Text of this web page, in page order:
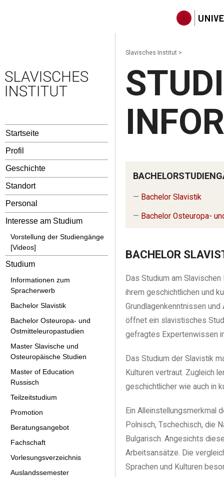
Startseite
Profil
Geschichte
Standort
Personal
Interesse am Studium
Vorstellung der Studiengänge
[Videos]
Studium
Informationen zum
Spracherwerb
Bachelor Slavistik
Bachelor Osteuropa- und
Ostmitteleuropastudien
Master Slavische und
Osteuropäische Studien
Master of Education
Russisch
Teilzeitstudium
Promotion
Beratungsangebot
Fachschaft
Vorlesungsverzeichnis
Auslandssemester
Slavisches Institut >
— Bachelor Slavistik
— Bachelor Osteuropa-
BACHELOR
Das Studium am
ihrem geschichtlichen und
Grundlagenkenntnissen
öffnet ein slavistisches
gefragtes Expertenwissen
Das Studium der Slavistik
Kulturen vertraut. Zugleich
geschichtlicher wie auch in
Ein Alleinstellungsmerkmal
Polnisch, Tschechisch, die
Bulgarisch. Angesichts
Arbeitsansätze. Die
Sprachen und Kulturen